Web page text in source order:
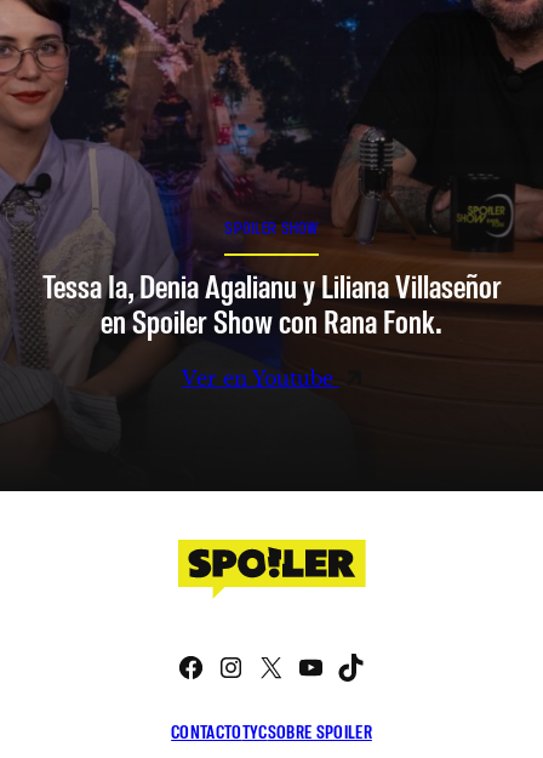
SPOILER SHOW
Tessa Ia, Denia Agalianu y Liliana Villaseñor
en Spoiler Show con Rana Fonk.
Ver en Youtube
CONTACTOTYCSOBRE SPOILER
Facebook
Instagram
X YouTube